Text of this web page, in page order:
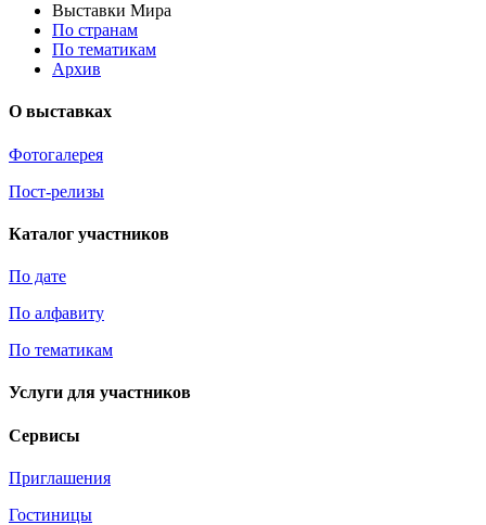
Выставки Мира
По странам
По тематикам
Архив
О выставках
Фотогалерея
Пост-релизы
Каталог участников
По дате
По алфавиту
По тематикам
Услуги для участников
Сервисы
Приглашения
Гостиницы